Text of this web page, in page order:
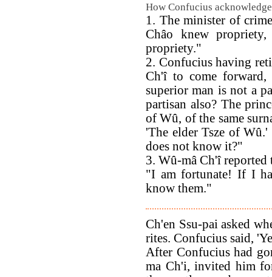
How Confucius
1. The minister of
Châo knew
propriety."
2. Confucius having
Ch'î to come
superior man is not a
partisan also? The
of Wû, of the same
'The elder Tsze of
does not know it?"
3. Wû-mâ Ch'î reported
"I am fortunate! If I
know them."
Ch'en Ssu-pai asked
rites. Confucius said,
After Confucius had
ma Ch'i, invited him